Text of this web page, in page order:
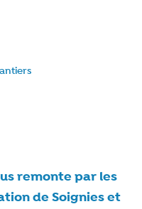
remonte par les
de Soignies et